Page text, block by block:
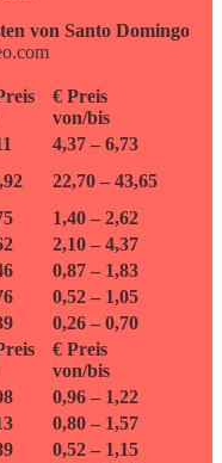
von Santo Domingo
€ Preis
von/bis
4,37 – 6,73
22,70 – 43,65
1,40 – 2,62
2,10 – 4,37
0,87 – 1,83
0,52 – 1,05
0,26 – 0,70
€ Preis
von/bis
0,96 – 1,22
0,80 – 1,57
0,52 – 1,15